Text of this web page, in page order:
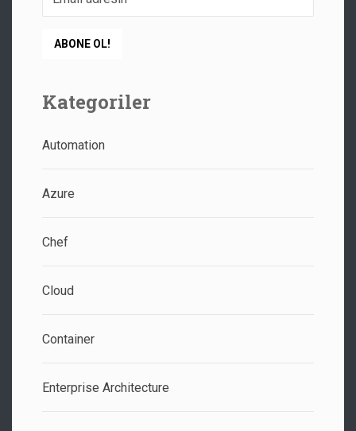
Subscription
ABONE OL!
Kategoriler
Automation
Azure
Chef
Cloud
Container
Enterprise Architecture